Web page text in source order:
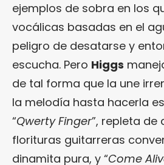
ejemplos de sobra en los
vocálicas basadas en el
peligro de desatarse y
escucha. Pero Higgs
de tal forma que la une
la melodía hasta hacerla
“Qwerty Finger”, repleta de
florituras guitarreras
dinamita pura, y “Come